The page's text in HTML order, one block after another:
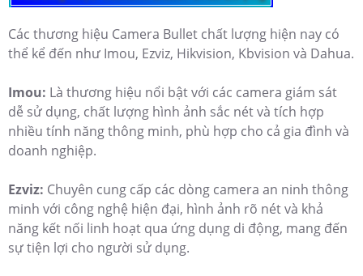
Các thương hiệu Camera Bullet chất lượng hiện nay có
thể kể đến như Imou, Ezviz, Hikvision, Kbvision và Dahua.
Imou: Là thương hiệu nổi bật với các camera giám sát
dễ sử dụng, chất lượng hình ảnh sắc nét và tích hợp
nhiều tính năng thông minh, phù hợp cho cả gia đình và
doanh nghiệp.
Ezviz: Chuyên cung cấp các dòng camera an ninh thông
minh với công nghệ hiện đại, hình ảnh rõ nét và khả
năng kết nối linh hoạt qua ứng dụng di động, mang đến
sự tiện lợi cho người sử dụng.